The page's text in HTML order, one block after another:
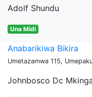
Adolf Shundu
Una Midi
Anabarikiwa Bikira
Umetazamwa 115,
Johnbosco Dc